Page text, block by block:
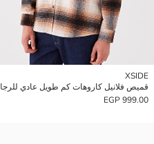
XSIDE
قميص فلانيل كاروهات كم طويل عادي
999.00 EGP